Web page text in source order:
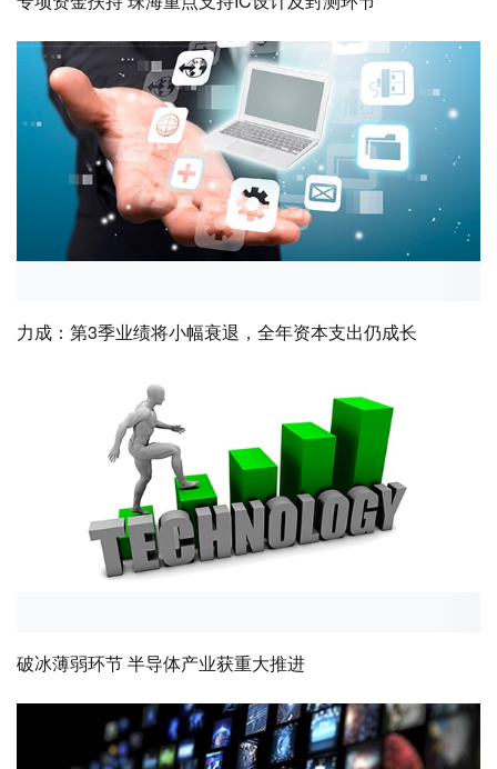
力成：第3季业绩将小幅衰退，全年资本支出仍成长
破冰薄弱环节 半导体产业获重大推进